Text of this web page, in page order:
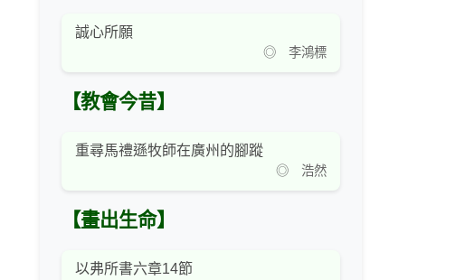
誠心所願
◎ 李鴻標
【教會今昔】
重尋馬禮遜牧師在廣州的腳蹤
◎ 浩然
【畫出生命】
以弗所書六章14節